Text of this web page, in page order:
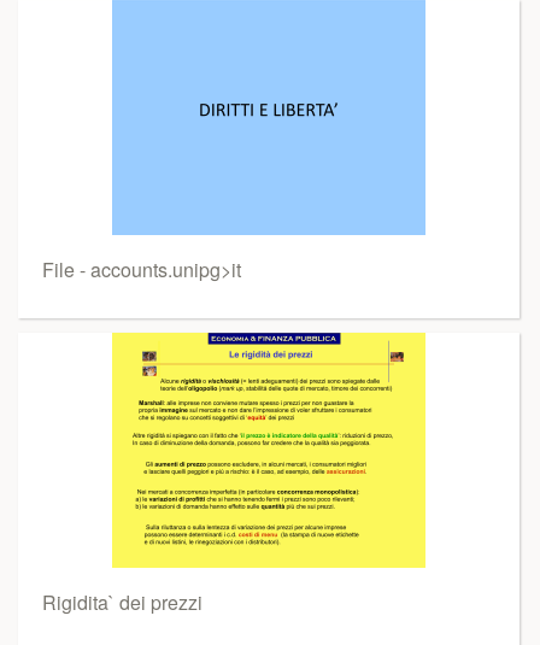
File - accounts.unipg>it
Rigidita` dei prezzi